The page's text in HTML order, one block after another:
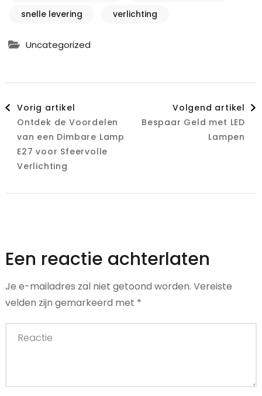
snelle levering
verlichting
Uncategorized
Berichtnavigatie
Vorig artikel
Ontdek de Voordelen
van een Dimbare Lamp
E27 voor Sfeervolle
Verlichting
Volgend artikel
Bespaar Geld met LED
Lampen
Een reactie achterlaten
Je e-mailadres zal niet getoond worden. Vereiste
velden zijn gemarkeerd met *